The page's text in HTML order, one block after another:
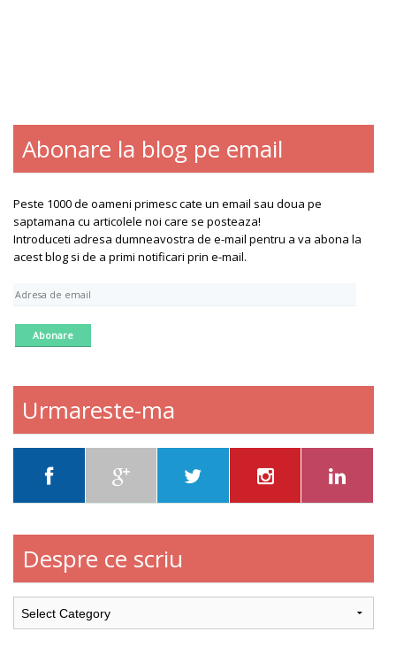
Abonare la blog pe email
Peste 1000 de oameni primesc cate un email sau doua pe
saptamana cu articolele noi care se posteaza!
Introduceti adresa dumneavostra de e-mail pentru a va abona la
acest blog si de a primi notificari prin e-mail.
A
r
e
e
m
l
Urmareste-ma
Despre ce scriu
Contact